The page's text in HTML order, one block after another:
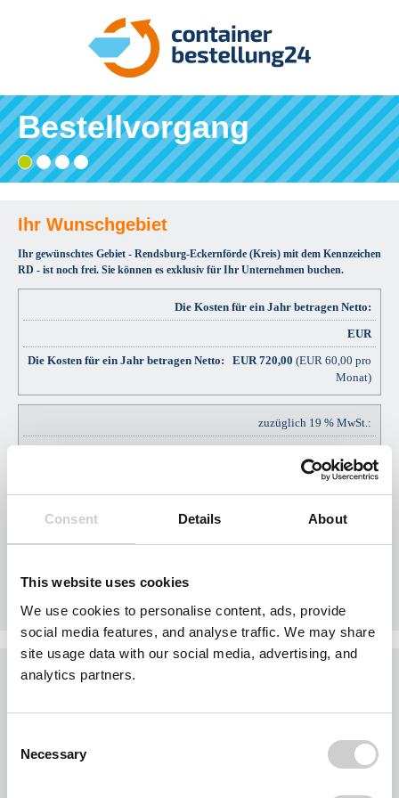
Consent Details About
This website uses cookies
We use cookies to personalise content, ads, provide
social media features, and analyse traffic. We may share
site usage data with our social media, advertising, and
analytics partners.
Selection
Necessary
Bestellvorgang
Gebiet
wählen
Adresse
eingeben
Angaben
prüfen
bestellen
Ihre
Bestätigung
Ihr Wunschgebiet
Ihr gewünschtes Gebiet - Rendsburg-Eckernförde (Kreis) mit dem Kennzeichen
RD - ist noch frei. Sie können es exklusiv für Ihr Unternehmen buchen.
Die Kosten für ein Jahr betragen Netto:
EUR
EUR720,00 (EUR 60,00 pro
Monat)
zuzüglich 19 % MwSt.:
EUR
EUR136,80
Gesamtpreis Brutto:
EUR
Was möchten Sie jetzt tun?
Jedes Gebiet wird nur einmal vergeben.